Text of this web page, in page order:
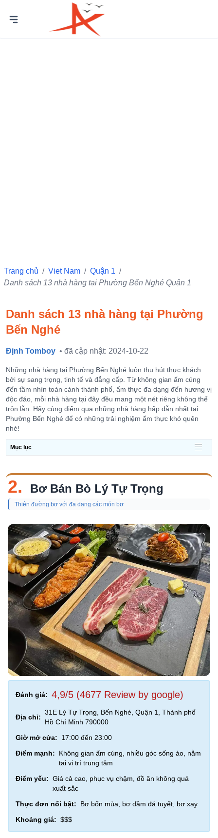
Trang chủ / Viet Nam / Quận 1 /
Danh sách 13 nhà hàng tại Phường Bến Nghé Quận 1
Danh sách 13 nhà hàng tại Phường
Bến Nghé
Định Tomboy • đã cập nhật: 2024-10-22
Những nhà hàng tại Phường Bến Nghé luôn thu hút thực khách
bởi sự sang trọng, tinh tế và đẳng cấp. Từ không gian ấm cúng
đến tầm nhìn toàn cảnh thành phố, ẩm thực đa dạng đến hương vị
độc đáo, mỗi nhà hàng tại đây đều mang một nét riêng không thể
trộn lẫn. Hãy cùng điểm qua những nhà hàng hấp dẫn nhất tại
Phường Bến Nghé để có những trải nghiệm ẩm thực khó quên
nhé!
Mục lục
2. Bơ Bán Bò Lý Tự Trọng
Thiên đường bơ với đa dạng các món bơ
Đánh giá: 4,9/5 (4677 Review by google)
Địa chỉ:
31E Lý Tự Trọng, Bến Nghé, Quận 1, Thành phố
Hồ Chí Minh 790000
Giờ mở cửa:
17:00 đến 23:00
Điểm mạnh:
Không gian ấm cúng, nhiều góc sống ảo, nằm
tại vị trí trung tâm
Điểm yếu: Giá cả cao, phục vụ chậm, đồ ăn không quá
xuất sắc
Thực đơn nổi bật:
Bơ bốn mùa, bơ dầm đá tuyết, bơ xay
Khoảng giá: $$$